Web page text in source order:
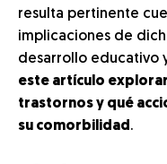
resulta pertinente
implicaciones de
desarrollo educativo
este artículo
trastornos y qué
su comorbilidad .